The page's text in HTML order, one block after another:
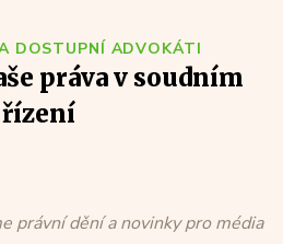
DOSTUPNÍ ADVOKÁTI
práva v soudním
řízení
právní dění a novinky pro média